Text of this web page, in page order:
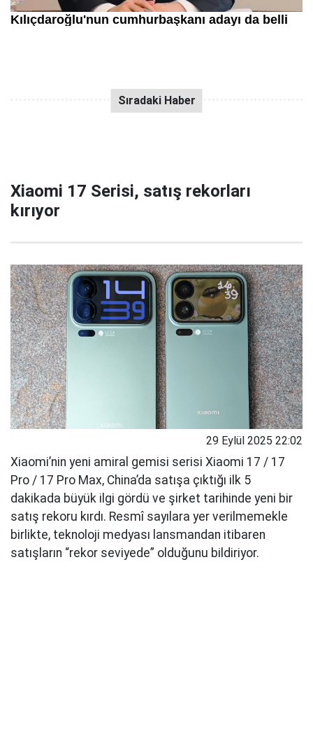
Xiaomi 17 Serisi, satış rekorları
kırıyor
29 Eylül 2025 22:02
Xiaomi’nin yeni amiral gemisi serisi Xiaomi 17 / 17
Pro / 17 Pro Max, China’da satışa çıktığı ilk 5
dakikada büyük ilgi gördü ve şirket tarihinde yeni bir
satış rekoru kırdı. Resmî sayılara yer verilmemekle
birlikte, teknoloji medyası lansmandan itibaren
satışların “rekor seviyede” olduğunu bildiriyor.